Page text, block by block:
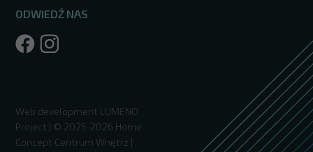
ODWIEDŹ NAS
Web development LUMENO
Project | © 2025-2026 Home
Concept Centrum Wnętrz |